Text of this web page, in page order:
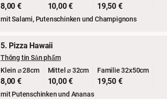
8,00 € 10,00 € 19,50 €
mit Salami, Putenschinken und Champignons
5. Pizza Hawaii
Thông tin Sản phẩm
Klein ⌀ 28cm
8,00 €
Mittel ⌀ 32cm
10,00 €
Familie 32x50cm
19,50 €
mit Putenschinken und Ananas